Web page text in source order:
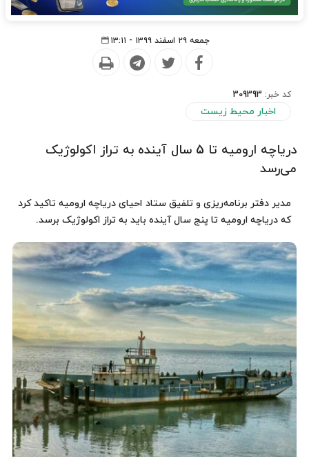
جمعه ۲۹ اسفند ۱۳۹۹ - ۱۳:۱۱
کد خبر: 309393
اخبار محیط زیست
دریاچه ارومیه تا 5 سال آینده به تراز اکولوژیک
می‌رسد
مدیر دفتر برنامه‌ریزی و تلفیق ستاد احیای دریاچه ارومیه تاکید کرد
که دریاچه ارومیه تا پنج سال آینده باید به تراز اکولوژیک برسد.